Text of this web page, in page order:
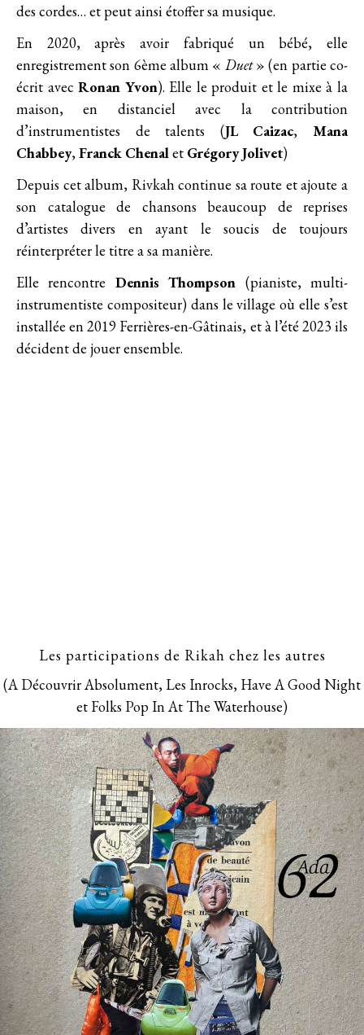
des cordes… et peut ainsi étoffer sa musique.
En 2020, après avoir fabriqué un bébé, elle
enregistrement son 6ème album « Duet» (en partie co-
écrit avecRonan Yvon). Elle le produit et le mixe à la
maison, en distanciel avec la contribution
d’instrumentistes de talents (JL Caizac, Mana
Chabbey,Franck Chenalet Grégory Jolivet)
Depuis cet album, Rivkah continue sa route et ajoute a
son catalogue de chansons beaucoup de reprises
d’artistes divers en ayant le soucis de toujours
réinterpréter le titre a sa manière.
Elle rencontre Dennis Thompson (pianiste, multi-
instrumentiste compositeur) dans le village où elle s’est
installée en 2019 Ferrières-en-Gâtinais, et à l’été 2023 ils
décident de jouer ensemble.
Les participations de Rikah chez les autres
(A Découvrir Absolument, Les Inrocks, Have A Good Night
et Folks Pop In At The Waterhouse)